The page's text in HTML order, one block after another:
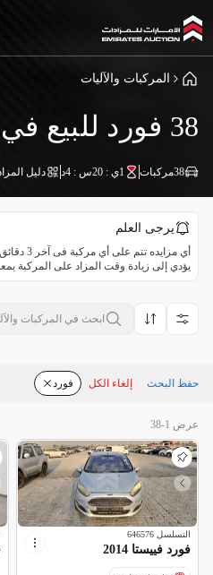
المركبات والآليات
38 فورد للبيع في المزاد
38مركبات 1ي : 20س : 4د دليل
يرجى العلم
أي
يؤدي إلى زيادة وقت المزاد على المركبة بمعدل 3 دقائق إضافية في
فورد إلغاء الكل حفظ البحث
عرض 1-38
التسلسل 646576
فورد فييستا 2014